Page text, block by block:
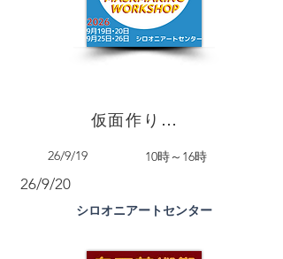
仮面作り講座
26/9/19 10時～16時
26/9/20
シロオニアートセンター